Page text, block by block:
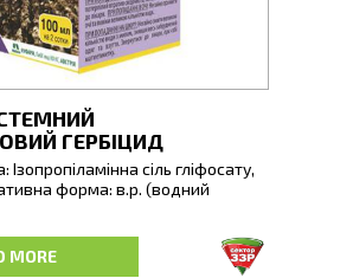
ГЕРБІЦИД
сіль гліфосату,
форма: в.р. (водний
післясходовий гербіцид
боротьби з широким спектром
MORE